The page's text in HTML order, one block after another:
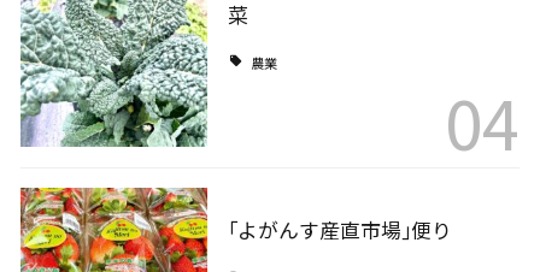
菜
農業
04
｢よがんす産直市場｣便り